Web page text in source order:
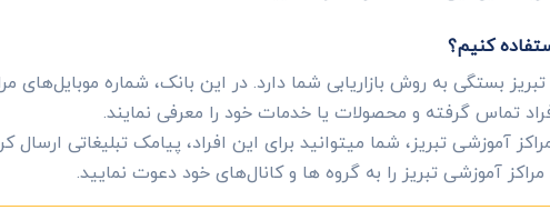
کنیم؟
بستگی به روش بازاریابی شما دارد. در این بانک، شماره موبایل‌های
تماس گرفته و محصولات یا خدمات خود را معرفی نمایند.
آموزشی تبریز، شما میتوانید برای این افراد، پیامک تبلیغاتی ارسال
آموزشی تبریز را به گروه ها و کانال‌های خود دعوت نمایید.